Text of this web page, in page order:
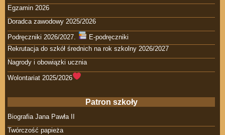
Egzamin 2026
Doradca zawodowy 2025/2026
Podręczniki 2026/2027.
E-podręczniki
Rekrutacja do szkół średnich na rok szkolny 2026/2027
Nagrody i obowiązki ucznia
Wolontariat 2025/2026
Patron szkoły
Biografia Jana Pawła II
Twórczość papieża